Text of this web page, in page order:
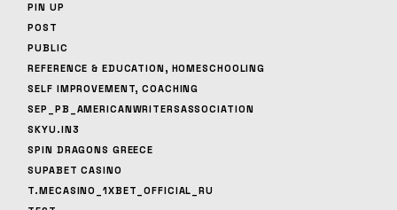
PIN UP
POST
PUBLIC
REFERENCE & EDUCATION, HOMESCHOOLING
SELF IMPROVEMENT, COACHING
SEP_PB_AMERICANWRITERSASSOCIATION
SKYU.IN3
SPIN DRAGONS GREECE
SUPABET CASINO
T.MECASINO_1XBET_OFFICIAL_RU